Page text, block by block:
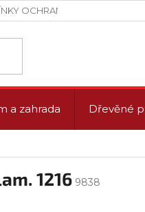
OCHRANY OSOBNÍCH
a zahrada Dřevěné
1216 9838